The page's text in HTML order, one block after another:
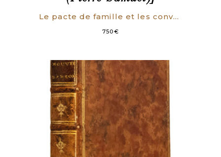
Le pacte de famille et les conventions subséquentes, entre la France & l’Espagne ; Avec des Observations sur chaque article.
750€